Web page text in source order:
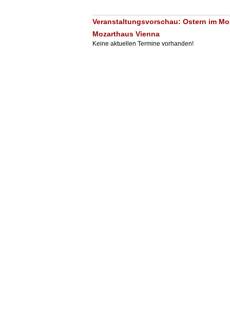
Veranstaltungsvorschau: Ostern im
Mozarthaus Vienna
Keine aktuellen Termine vorhanden!